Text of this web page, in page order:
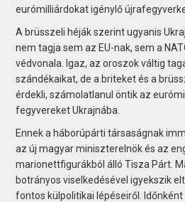
eurómilliárdokat igénylő
A brüsszeli héják szerint ugyanis
nem tagja sem az EU-nak, sem a
védvonala. Igaz, az oroszok váltig
szándékaikat, de a briteket és a
érdekli, számolatlanul öntik az
fegyvereket Ukrajnába.
Ennek a háborúpárti társaságnak
az új magyar miniszterelnök és az
marionettfigurákból álló Tisza Párt.
botrányos viselkedésével igyekszik
fontos külpolitikai lépéseiről.